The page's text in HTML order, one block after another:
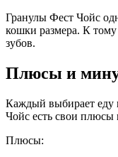
Гранулы Фест Чойс
кошки размера. К
зубов.
Плюсы и
Каждый выбирает еду
Чойс есть свои плюсы
Плюсы: